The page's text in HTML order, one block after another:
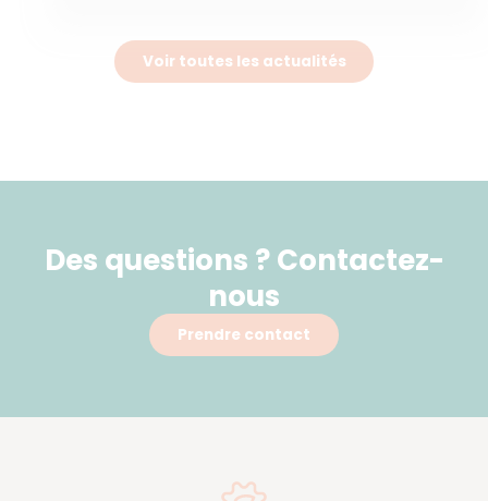
Voir toutes les actualités
Des questions ? Contactez-
nous
Prendre contact